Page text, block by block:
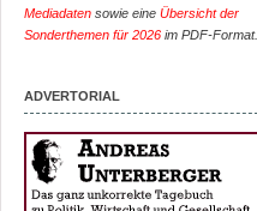
Mediadaten sowie eine Übersicht der
Sonderthemen für 2026 im PDF-Format.
ADVERTORIAL